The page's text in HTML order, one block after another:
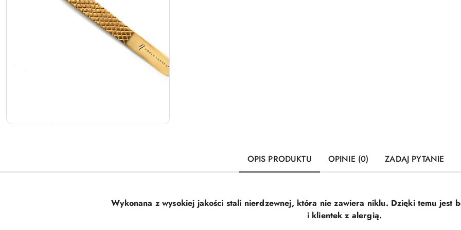
OPIS PRODUKTU OPINIE (0) ZADAJ PYTANIE
Wykonana z wysokiej jakości stali nierdzewnej, która nie zawiera niklu. Dzięki temu jest
i klientek z alergią.